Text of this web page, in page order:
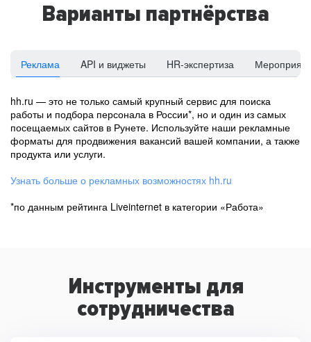
Варианты партнёрства
Реклама API и виджеты HR-экспертиза
hh.ru — это не только самый крупный сервис для поиска
работы и подбора персонала в России*, но и один из самых
посещаемых сайтов в Рунете. Используйте наши рекламные
форматы для продвижения вакансий вашей компании, а также
продукта или услуги.
Узнать больше о рекламных возможностях hh.ru
*по данным рейтинга Liveinternet в категории «Работа»
Инструменты для
сотрудничества